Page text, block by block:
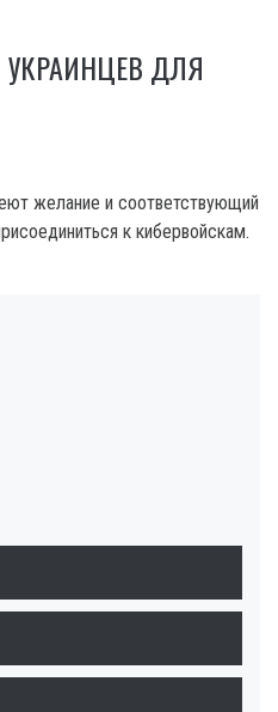
ДЛЯ
желание и соответствующий
к кибервойскам.